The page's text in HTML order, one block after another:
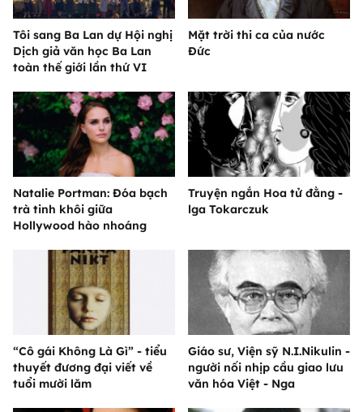
Tôi sang Ba Lan dự Hội nghị
Dịch giả văn học Ba Lan
toàn thế giới lần thứ VI
Mặt trời thi ca của nước
Đức
Natalie Portman: Đóa bạch
trà tinh khôi giữa
Hollywood hào nhoáng
Truyện ngắn Hoa tử đằng -
lga Tokarczuk
“Cô gái Không Là Gì” - tiểu
thuyết đương đại viết về
tuổi mười lăm
Giáo sư, Viện sỹ N.I.Nikulin -
người nối nhịp cầu giao lưu
văn hóa Việt - Nga